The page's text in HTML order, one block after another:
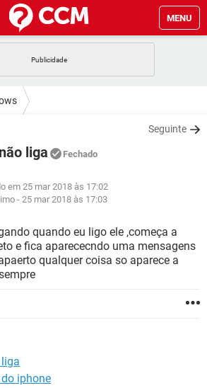
MENU
GMAIL
GMAIL
WHATSAPP
EXCEL
GMAIL
WHATSAPP
EXCEL
GMAIL
WHATSAPP
FACEBOOK
Seguinte
liga Fechado
em 25 mar 2018 às 17:02
-25 mar 2018 às 17:03
quando eu ligo ele ,começa a
e fica aparececndo uma mensagens
qualquer coisa so aparece a
iphone